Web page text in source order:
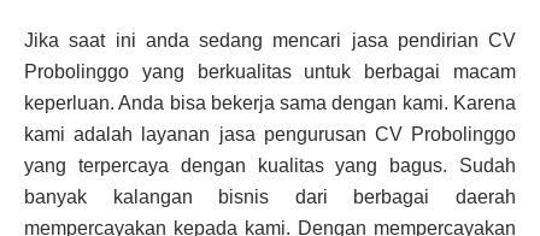
Jika saat ini anda sedang mencari jasa pendirian CV
Probolinggo yang berkualitas untuk berbagai macam
keperluan. Anda bisa bekerja sama dengan kami. Karena
kami adalah layanan jasa pengurusan CV Probolinggo
yang terpercaya dengan kualitas yang bagus. Sudah
banyak kalangan bisnis dari berbagai daerah
mempercayakan kepada kami. Dengan mempercayakan